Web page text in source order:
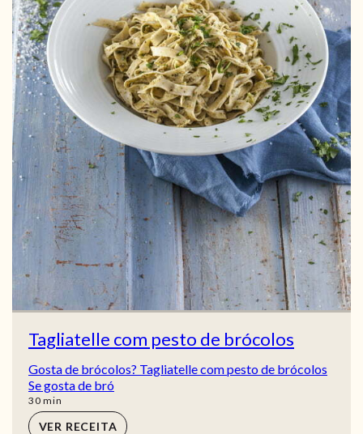
Tagliatelle com pesto de brócolos
Gosta de brócolos? Tagliatelle com pesto de brócolos
Se gosta de bró
30min
min
VER RECEITA